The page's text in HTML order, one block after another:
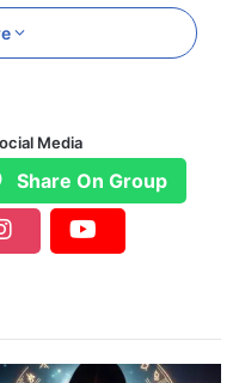
नए कार्यों की
बनी रहेगी.​
पर अच्छा समय आने
Media
Share On Group